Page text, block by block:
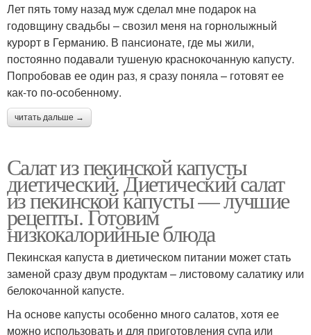
Лет пять тому назад муж сделал мне подарок на
годовщину свадьбы – свозил меня на горнолыжный
курорт в Германию. В пансионате, где мы жили,
постоянно подавали тушеную краснокочанную капусту.
Попробовав ее один раз, я сразу поняла – готовят ее
как-то по-особенному.
читать дальше →
Салат из пекинской капусты
диетический. Диетический салат
из пекинской капусты — лучшие
рецепты. Готовим
низкокалорийные блюда
Пекинская капуста в диетическом питании может стать
заменой сразу двум продуктам – листовому салатику или
белокочанной капусте.
На основе капусты особенно много салатов, хотя ее
можно использовать и для приготовления супа или